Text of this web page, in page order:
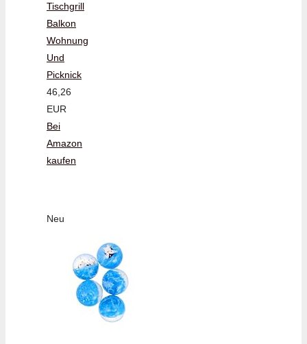
Tischgrill
Balkon
Wohnung
Und
Picknick
46,26
EUR
Bei
Amazon
kaufen
Neu